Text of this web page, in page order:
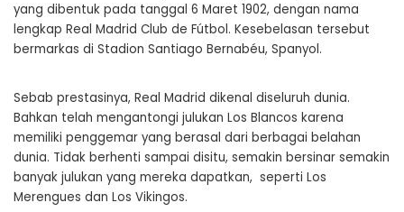
yang dibentuk pada tanggal 6 Maret 1902, dengan nama
lengkap Real Madrid Club de Fútbol. Kesebelasan tersebut
bermarkas di Stadion Santiago Bernabéu, Spanyol.
Sebab prestasinya, Real Madrid dikenal diseluruh dunia.
Bahkan telah mengantongi julukan Los Blancos karena
memiliki penggemar yang berasal dari berbagai belahan
dunia. Tidak berhenti sampai disitu, semakin bersinar semakin
banyak julukan yang mereka dapatkan, seperti Los
Merengues dan Los Vikingos.